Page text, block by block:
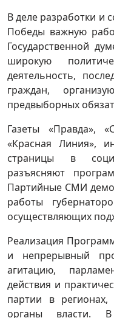
В деле разработки и
Победы важную
Государственной
широкую
деятельность,
граждан,
предвыборных
Газеты «Правда»,
«Красная Линия»,
страницы в
разъясняют
Партийные СМИ
работы
осуществляющих
Реализация
и непрерывный
агитацию,
действия и
партии в регионах,
органы власти.